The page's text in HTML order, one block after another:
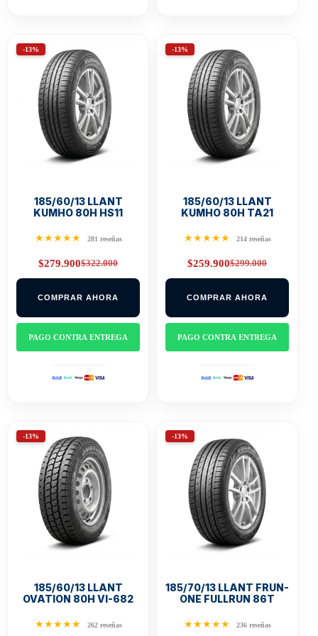
-13%
185/60/13 LLANT
KUMHO 80H HS11
★★★★★ 281 reseñas
$322.000
Original
price
$322.000.
$279.900Current
price
$279.900.
COMPRAR AHORA
PAGO CONTRA ENTREGA
-13%
185/60/13 LLANT
KUMHO 80H TA21
★★★★★ 214 reseñas
$299.000
Original
price
$299.000.
$259.900Current
price
$259.900.
COMPRAR AHORA
PAGO CONTRA ENTREGA
-13%
185/60/13 LLANT
OVATION 80H VI-682
★★★★★ 262 reseñas
-13%
185/70/13 LLANT FRUN-
ONE FULLRUN 86T
★★★★★ 236 reseñas